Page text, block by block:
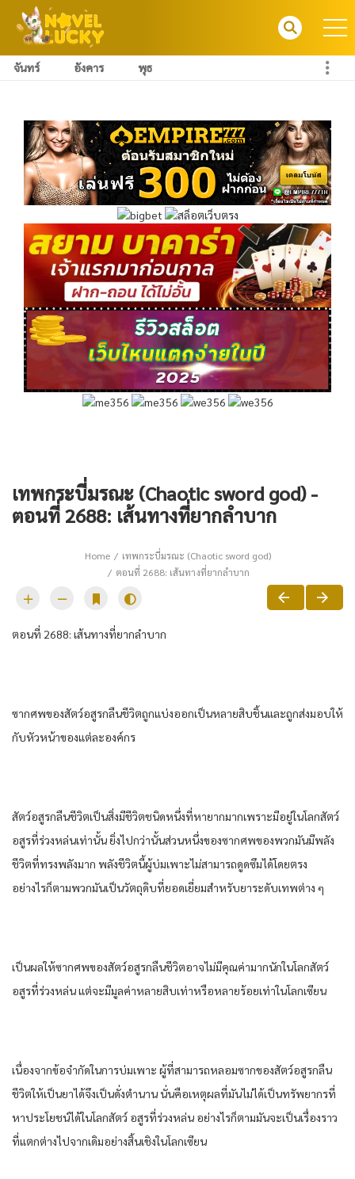
จันทร์ อังคาร พุธ
เทพกระบี่มรณะ (Chaotic sword god) -
ตอนที่ 2688: เส้นทางที่ยากลำบาก
Home
เทพกระบี่มรณะ (Chaotic sword god)
ตอนที่ 2688: เส้นทางที่ยากลำบาก
ตอนที่​ 2688: เส้นทาง​ที่​ยากลำบาก​
ซากศพ​ของ​สัตว์​อสูร​กลืน​ชีวิต​ถูก​แบ่ง​ออก​เป็น​หลาย​สิบ​ชิ้น​และ​ถูก​ส่งมอบให้​
กับ​หัวหน้า​ของ​แต่ละ​องค์กร​
สัตว์​อสูร​กลืน​ชีวิต​เป็น​สิ่งมีชีวิต​ชนิด​หนึ่ง​ที่​หา​ยาก​มาก​เพราะ​มีอยู่​ใน​โลก​สัตว์​
อสูร​ที่​ร่วงหล่น​เท่านั้น​ ยิ่งไปกว่านั้น​ส่วนหนึ่ง​ของ​ซากศพ​ของ​พวก​มัน​มีพลัง​
ชีวิต​ที่​ทรงพลัง​มาก​ พลัง​ชีวิต​นี้​ผู้​บ่ม​เพาะ​ไม่สามารถ​ดูดซึม​ได้​โดยตรง​
อย่างไรก็ตาม​พวก​มัน​เป็น​วัตถุดิบ​ที่​ยอดเยี่ยม​สำหรับ​ยา​ระดับ​เทพ​ต่าง ๆ​
เป็นผล​ให้​ซากศพ​ของ​สัตว์​อสูร​กลืน​ชีวิต​อาจ​ไม่มีคุณค่า​มาก​นัก​ใน​โลก​สัตว์​
อสูร​ที่​ร่วงหล่น​ แต่​จะมีมูลค่า​หลาย​สิบ​เท่า​หรือ​หลาย​ร้อย​เท่า​ใน​โลก​เซียน​
เนื่องจาก​ข้อจำกัด​ใน​การบ่ม​เพาะ​ ผู้​ที่​สามารถ​หลอม​ซาก​ของ​สัตว์​อสูร​กลืน​
ชีวิต​ให้​เป็น​ยา​ได้​จึงเป็น​ดั่ง​ตำนาน​ นั่น​คือ​เหตุผล​ที่​มัน​ไม่ได้​เป็น​ทรัพยากร​ที่​
หาประโยชน์​ได้​ใน​โลก​สัตว์ อสูร​ที่​ร่วงหล่น​ อย่างไรก็ตาม​มัน​จะเป็น​เรื่องราว​
ที่​แตกต่าง​ไปจาก​เดิม​อย่าง​สิ้นเชิง​ใน​โลก​เซียน​